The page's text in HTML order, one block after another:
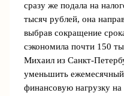
сразу же подала на
тысяч рублей, она
выбрав сокращение
сэкономила почти 150
Михаил из Санкт-
уменьшить
финансовую нагрузку